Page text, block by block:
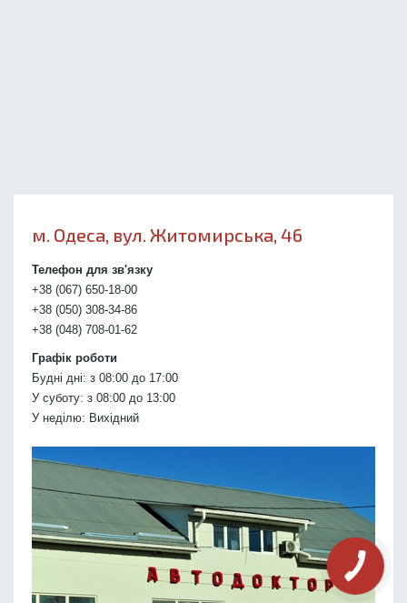
м. Одеса, вул. Житомирська, 46
Телефон для зв'язку
+38 (067) 650-18-00
+38 (050) 308-34-86
+38 (048) 708-01-62
Графік роботи
Будні дні: з 08:00 до 17:00
У суботу: з 08:00 до 13:00
У неділю: Вихідний